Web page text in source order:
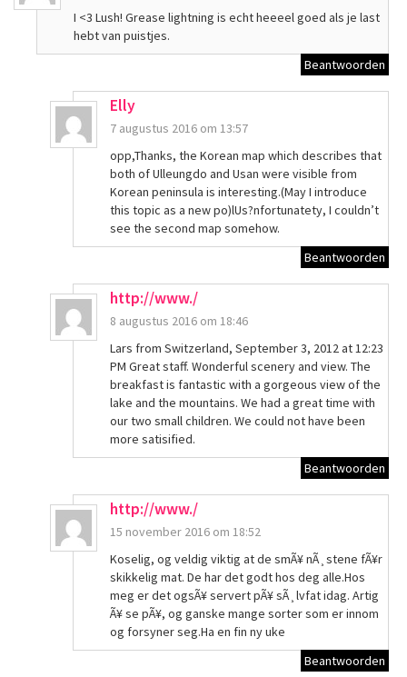
I <3 Lush! Grease lightning is echt heeeel goed als je last
hebt van puistjes.
Beantwoorden
Elly
7 augustus 2016 om 13:57
opp,Thanks, the Korean map which describes that
both of Ulleungdo and Usan were visible from
Korean peninsula is interesting.(May I introduce
this topic as a new po)lUs?nfortunatety, I couldn’t
see the second map somehow.
Beantwoorden
http://www./
8 augustus 2016 om 18:46
Lars from Switzerland, September 3, 2012 at 12:23
PM Great staff. Wonderful scenery and view. The
breakfast is fantastic with a gorgeous view of the
lake and the mountains. We had a great time with
our two small children. We could not have been
more satisified.
Beantwoorden
http://www./
15 november 2016 om 18:52
Koselig, og veldig viktig at de smÃ¥ nÃ¸stene fÃ¥r
skikkelig mat. De har det godt hos deg alle.Hos
meg er det ogsÃ¥ servert pÃ¥ sÃ¸lvfat idag. Artig
Ã¥ se pÃ¥, og ganske mange sorter som er innom
og forsyner seg.Ha en fin ny uke
Beantwoorden